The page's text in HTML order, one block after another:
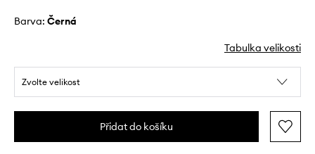
Barva: černá
Tabulka velikosti
Zvolte velikost
Přidat do košíku